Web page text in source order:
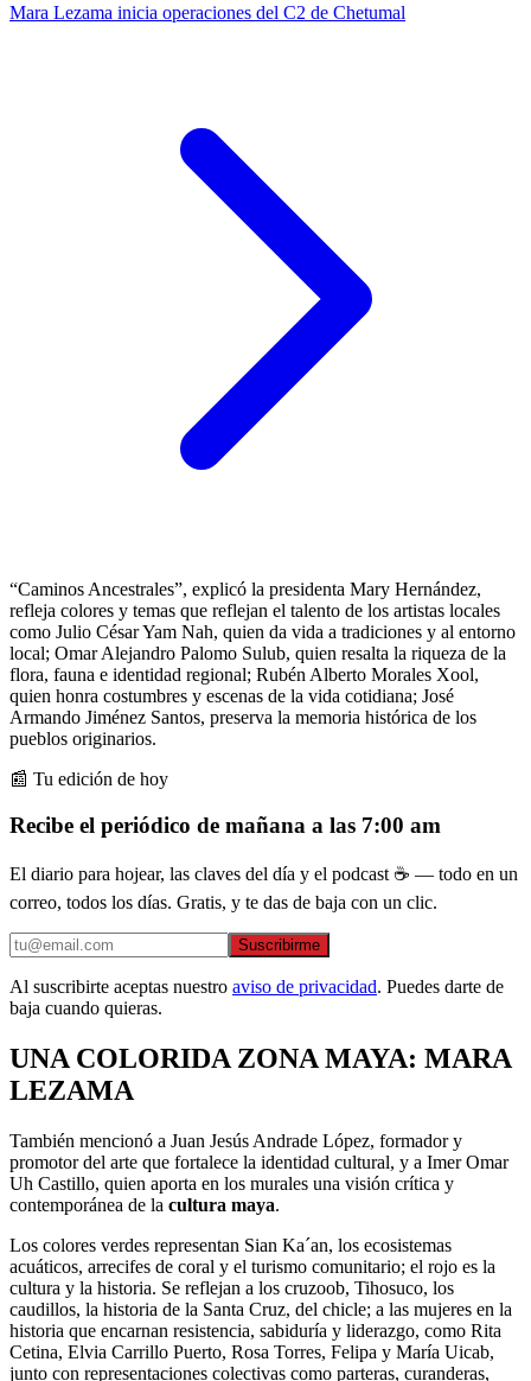
Mara Lezama inicia operaciones del C2 de Chetumal
“Caminos Ancestrales”, explicó la presidenta Mary Hernández,
refleja colores y temas que reflejan el talento de los artistas locales
como Julio César Yam Nah, quien da vida a tradiciones y al entorno
local; Omar Alejandro Palomo Sulub, quien resalta la riqueza de la
flora, fauna e identidad regional; Rubén Alberto Morales Xool,
quien honra costumbres y escenas de la vida cotidiana; José
Armando Jiménez Santos, preserva la memoria histórica de los
pueblos originarios.
📰 Tu edición de hoy
Recibe el periódico de mañana a las 7:00 am
El diario para hojear, las claves del día y el podcast ☕ — todo en un
correo, todos los días. Gratis, y te das de baja con un clic.
Suscribirme
Al suscribirte aceptas nuestro aviso de privacidad. Puedes darte de
baja cuando quieras.
UNA COLORIDA ZONA MAYA: MARA
LEZAMA
También mencionó a Juan Jesús Andrade López, formador y
promotor del arte que fortalece la identidad cultural, y a Imer Omar
Uh Castillo, quien aporta en los murales una visión crítica y
contemporánea de la cultura maya.
Los colores verdes representan Sian Ka´an, los ecosistemas
acuáticos, arrecifes de coral y el turismo comunitario; el rojo es la
cultura y la historia. Se reflejan a los cruzoob, Tihosuco, los
caudillos, la historia de la Santa Cruz, del chicle; a las mujeres en la
historia que encarnan resistencia, sabiduría y liderazgo, como Rita
Cetina, Elvia Carrillo Puerto, Rosa Torres, Felipa y María Uicab,
junto con representaciones colectivas como parteras, curanderas,